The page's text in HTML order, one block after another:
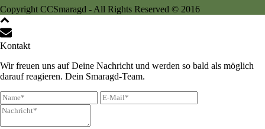
Copyright CCSmaragd - All Rights Reserved © 2016
Kontakt
Wir freuen uns auf Deine Nachricht und werden so bald als möglich
darauf reagieren. Dein Smaragd-Team.